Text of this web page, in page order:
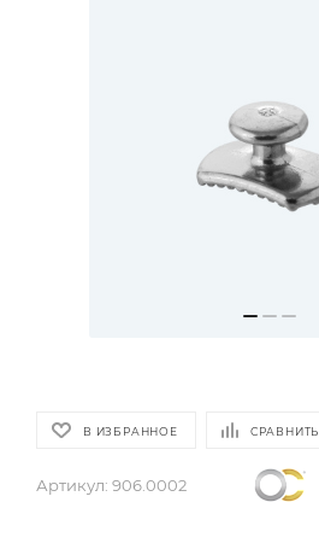
В ИЗБРАННОЕ СРАВНИТЬ
Артикул: 906.0002